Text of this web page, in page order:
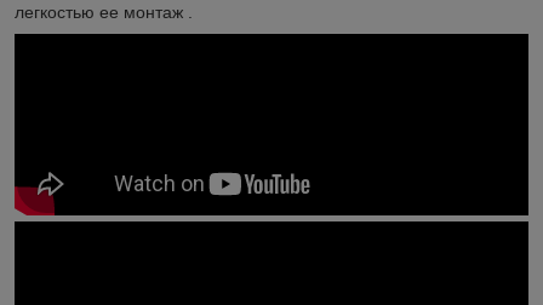
легкостью ее монтаж .